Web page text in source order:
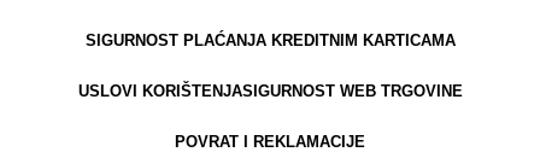
SIGURNOST PLAĆANJA KREDITNIM KARTICAMA
USLOVI KORIŠTENJASIGURNOST WEB TRGOVINE
POVRAT I REKLAMACIJE